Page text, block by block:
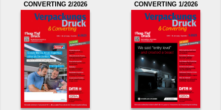
CONVERTING 2/2026
CONVERTING 1/2026